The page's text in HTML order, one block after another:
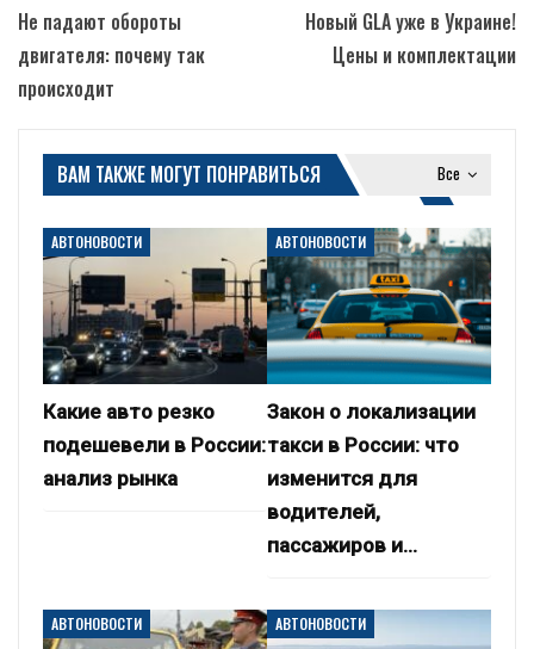
Не падают обороты
двигателя: почему так
происходит
Новый GLA уже в Украине!
Цены и комплектации
Все
ВАМ ТАКЖЕ МОГУТ ПОНРАВИТЬСЯ
АВТОНОВОСТИ
Какие авто резко
подешевели в России:
анализ рынка
АВТОНОВОСТИ
Закон о локализации
такси в России: что
изменится для
водителей,
пассажиров и…
АВТОНОВОСТИ АВТОНОВОСТИ